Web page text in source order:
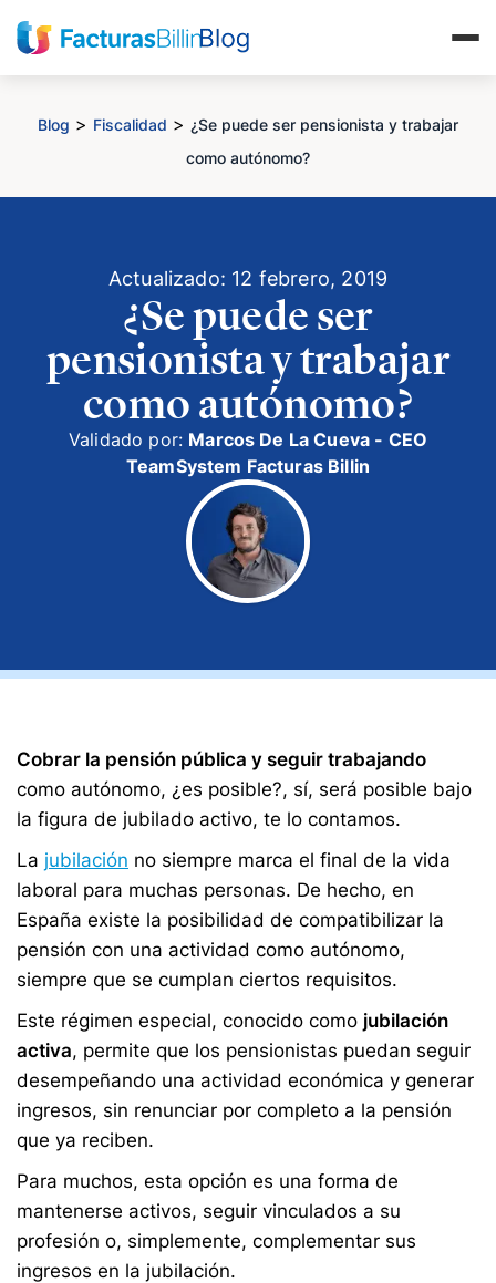
Blog > Fiscalidad > ¿Se puede ser pensionista y trabajar
como autónomo?
Actualizado: 12 febrero, 2019
¿Se puede ser
pensionista y trabajar
como autónomo?
Validado por: Marcos De La Cueva - CEO
TeamSystem Facturas Billin
Cobrar la pensión pública y seguir trabajando
como autónomo, ¿es posible?, sí, será posible bajo
la figura de jubilado activo, te lo contamos.
La jubilación no siempre marca el final de la vida
laboral para muchas personas. De hecho, en
España existe la posibilidad de compatibilizar la
pensión con una actividad como autónomo,
siempre que se cumplan ciertos requisitos.
Este régimen especial, conocido como jubilación
activa, permite que los pensionistas puedan seguir
desempeñando una actividad económica y generar
ingresos, sin renunciar por completo a la pensión
que ya reciben.
Para muchos, esta opción es una forma de
mantenerse activos, seguir vinculados a su
profesión o, simplemente, complementar sus
ingresos en la jubilación.